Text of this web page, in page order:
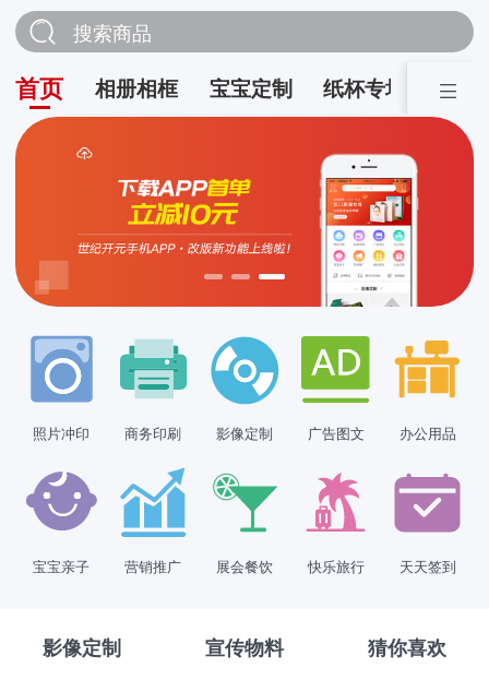
搜索商品
首页 相册相框 宝宝定制 纸杯专场 营销
照片冲印 商务印刷 影像定制 广告图文 办公用品
宝宝亲子 营销推广 展会餐饮 快乐旅行 天天签到
影像定制 宣传物料 猜你喜欢